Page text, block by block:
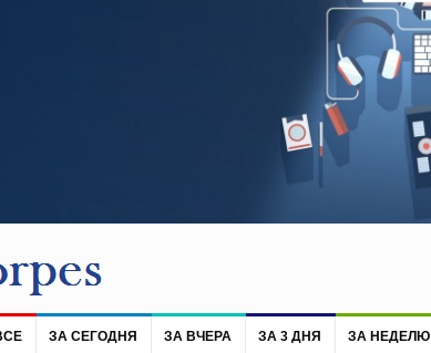
ЗА СЕГОДНЯ ЗА ВЧЕРА ЗА 3 ДНЯ ЗА НЕДЕЛЮ